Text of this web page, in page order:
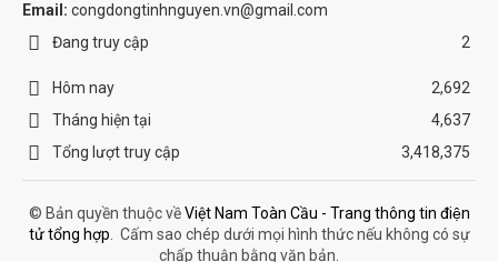
Email: congdongtinhnguyen.vn@gmail.com
Đang truy cập
2
Hôm nay
2,692
Tháng hiện tại
4,637
Tổng lượt truy cập
3,418,375
© Bản quyền thuộc vềViệt Nam Toàn Cầu - Trang thông tin điện
tử tổng hợp
Cấm sao chép dưới mọi hình thức nếu không có sự
chấp thuận bằng văn bản.